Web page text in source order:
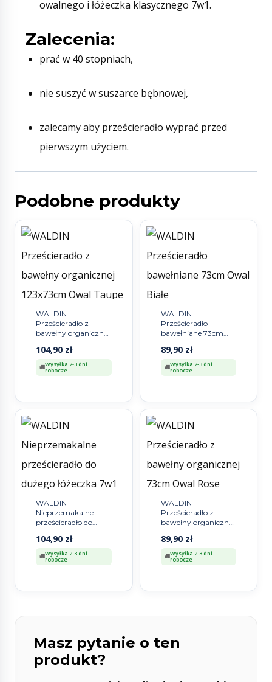
owalnego i łóżeczka klasycznego 7w1.
Zalecenia:
prać w 40 stopniach,
nie suszyć w suszarce bębnowej,
zalecamy aby prześcieradło wyprać przed
pierwszym użyciem.
Podobne produkty
WALDIN
Prześcieradło z
bawełny organicznej
Taupe
104,90 zł
Wysyłka 2-3 dni
robocze
WALDIN
Prześcieradło
bawełniane 73cm
89,90 zł
Wysyłka 2-3 dni
robocze
WALDIN
Nieprzemakalne
prześcieradło do
104,90 zł
Wysyłka 2-3 dni
robocze
WALDIN
Prześcieradło z
bawełny organicznej
89,90 zł
Wysyłka 2-3 dni
robocze
Masz pytanie o ten
produkt?